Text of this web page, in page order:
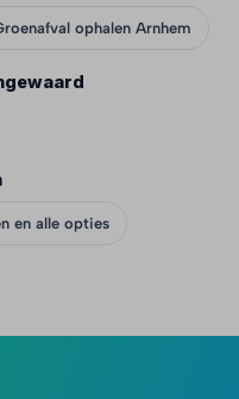
ophalen Arnhem
en alle opties